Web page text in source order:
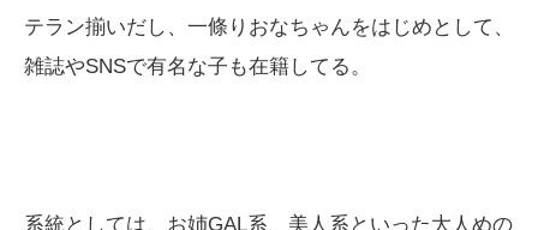
テラン揃いだし、一條りおなちゃんをはじめとして、
雑誌やSNSで有名な子も在籍してる。
系統としては、お姉GAL系、美人系といった大人めの